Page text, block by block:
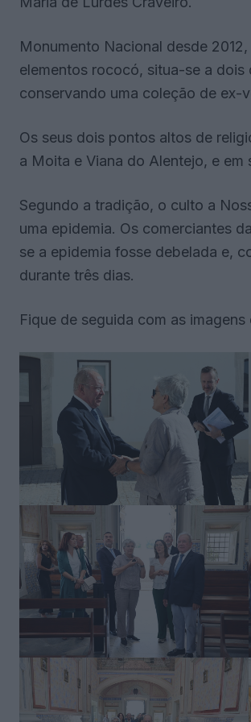
Monumento Nacional desde
elementos rococó, situa-se a
conservando uma coleção de ex-
Os seus dois pontos altos de
a Moita e Viana do Alentejo, e em
Segundo a tradição, o culto a
uma epidemia. Os comerciantes
se a epidemia fosse debelada e,
durante três dias.
Fique de seguida com as